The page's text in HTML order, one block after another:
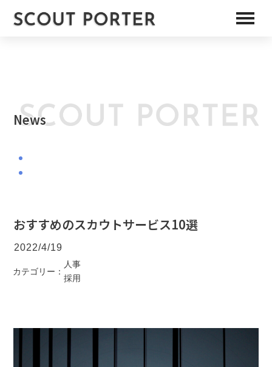
News
おすすめのスカウトサービス10選
2022/4/19
カテゴリー：
人事
採用